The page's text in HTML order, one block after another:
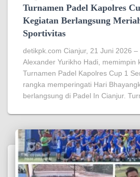
Turnamen Padel Kapolres
Kegiatan Berlangsung
Sportivitas
detikpk.com Cianjur, 21 Juni 2026 –
Alexander Yurikho Hadi, memimpin
Turnamen Padel Kapolres Cup 1
rangka memperingati Hari
berlangsung di Padel In Cianjur.